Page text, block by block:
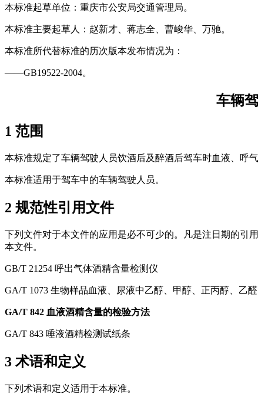
本标准起草单位：重庆市公安局交通管理局。
本标准主要起草人：赵新才、蒋志全、曹峻华、万驰。
本标准所代替标准的历次版本发布情况为：
——GB19522-2004。
车辆
1 范围
本标准规定了车辆驾驶人员饮酒后及醉酒后驾车时血液、呼
本标准适用于驾车中的车辆驾驶人员。
2 规范性引用文件
下列文件对于本文件的应用是必不可少的。凡是注日期的引
本文件。
GB/T 21254 呼出气体酒精含量检测仪
GA/T 1073 生物样品血液、尿液中乙醇、甲醇、正丙醇、乙
GA/T 842 血液酒精含量的检验方法
GA/T 843 唾液酒精检测试纸条
3 术语和定义
下列术语和定义适用于本标准。